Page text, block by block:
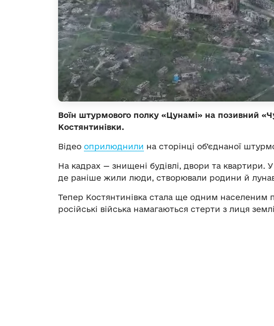
Воїн штурмового полку «Цунамі» на позивний
Костянтинівки.
Відео оприлюднили на сторінці об’єднаної
На кадрах — знищені будівлі, двори та квартири.
де раніше жили люди, створювали родини й
Тепер Костянтинівка стала ще одним населеним
російські війська намагаються стерти з лиця землі.